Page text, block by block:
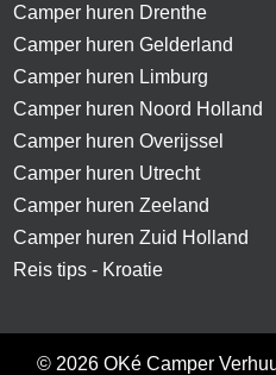
Camper huren Drenthe
Camper huren Gelderland
Camper huren Limburg
Camper huren Noord Holland
Camper huren Overijssel
Camper huren Utrecht
Camper huren Zeeland
Camper huren Zuid Holland
Reis tips - Kroatie
© 2026 OKé Camper